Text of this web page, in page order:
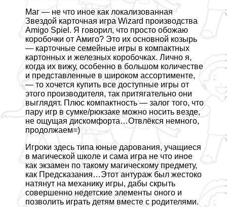
Маг — не что иное как локализованная
Звездой карточная игра Wizard производства
Amigo Spiel. Я говорил, что просто обожаю
коробочки от Амиго? Это их основной козырь
— карточные семейные игры в компактных
картонных и железных коробочках. Лично я,
когда их вижу, особенно в большом количестве
и представленные в широком ассортименте,
— то хочется купить все доступные игры от
этого производителя, так притягательно они
выглядят. Плюс компактность — залог того, что
пару игр в сумке/рюкзаке можно носить везде,
не ощущая дискомфорта…Отвлёкся немного,
продолжаем=)
Игроки здесь типа юные дарования, учащиеся
в магической школе и сама игра не что иное
как экзамен по такому магическому предмету,
как Предсказания…Этот антураж был жестоко
натянут на механику игры, дабы скрыть
совершенно недетские элементы оного и
позволить играть детям вместе с родителями.